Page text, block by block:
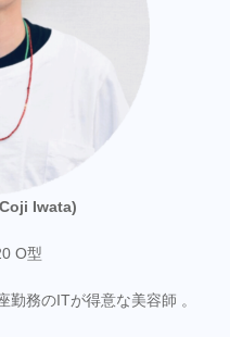
Iwata)
O型
務のITが得意な美容師 。